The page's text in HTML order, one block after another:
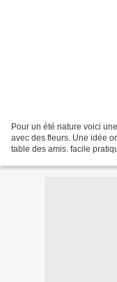
Pour un été nature voici
avec des fleurs. Une idée
table des amis. facile